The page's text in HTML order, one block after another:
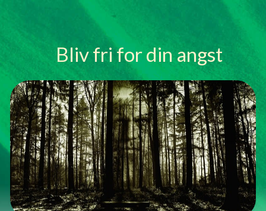
Skip to navigation
Bliv fri for din angst